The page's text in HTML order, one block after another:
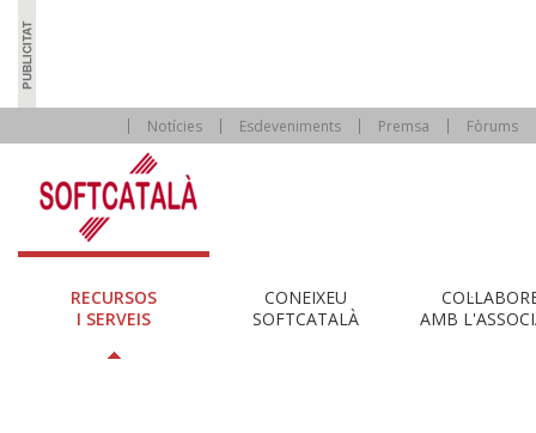
Notícies Esdeveniments Premsa Fòrums
RECURSOS
I SERVEIS
CONEIXEU
SOFTCATALÀ
AMB